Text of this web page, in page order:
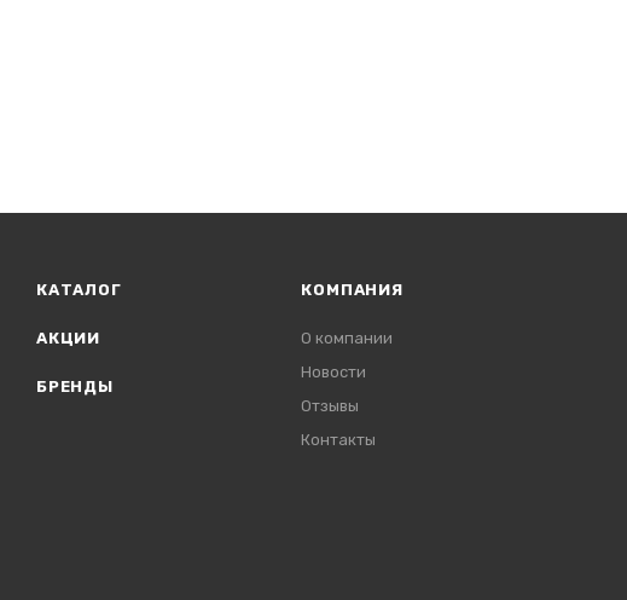
КАТАЛОГ
АКЦИИ
БРЕНДЫ
КОМПАНИЯ
О компании
Новости
Отзывы
Контакты